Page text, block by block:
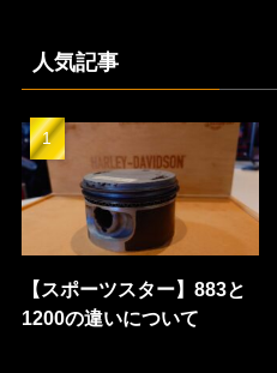
人気記事
【スポーツスター】883と
1200の違いについて